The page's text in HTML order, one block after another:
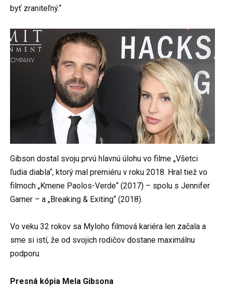
byť zraniteľný.“
Gibson dostal svoju prvú hlavnú úlohu vo filme „Všetci
ľudia diabla“, ktorý mal premiéru v roku 2018. Hral tiež vo
filmoch „Kmene Paolos-Verde“ (2017) – spolu s Jennifer
Garner – a „Breaking & Exiting“ (2018).
Vo veku 32 rokov sa Myloho filmová kariéra len začala a
sme si istí, že od svojich rodičov dostane maximálnu
podporu.
Presná kópia Mela Gibsona